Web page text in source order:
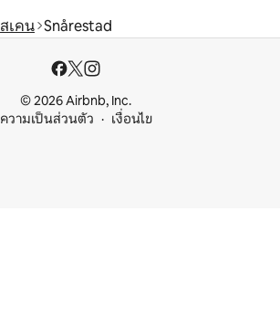
สเคน Snårestad
© 2026 Airbnb, Inc.
ความเป็นส่วนตัว
เงื่อนไข